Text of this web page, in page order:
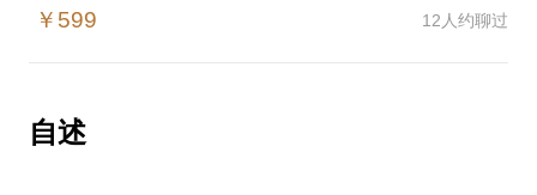
还能帮你省钱。
商场内大大小小那么多橱柜品牌，我应该如何选择？
那么在如何科学选择适合自己需要的电器上，我将为
要？例如，我家是开放式厨房，想买吸力强的油烟
机，哪种适合？我做菜大开大合，尤爱猛火爆炒，哪
￥599 12人约聊过
自述